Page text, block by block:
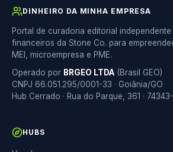
DINHEIRO DA MINHA EMPRESA
Portal de curadoria editorial
financeiros da Stone Co. para
MEI, microempresa e PME.
Operado por BRGEO LTDA (Brasil GEO)
CNPJ 66.051.295/0001-33 · Goiânia/GO
Hub Cerrado · Rua do Parque, 361 ·
HUBS